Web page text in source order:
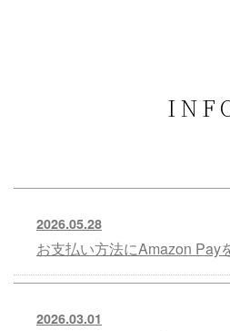
2026.05.28
お支払い方法にAmazon Pay
2026.03.01